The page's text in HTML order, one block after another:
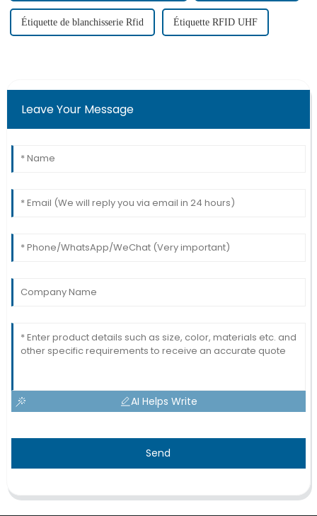
Étiquette de blanchisserie Rfid Étiquette RFID UHF
Leave Your Message
AI Helps Write
Send